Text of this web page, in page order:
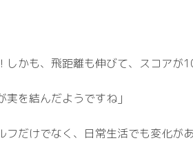
かも、飛距離も伸びて、スコアが
を結んだようですね」
だけでなく、日常生活でも変化が